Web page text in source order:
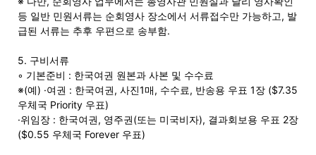
등 일반 민원서류는 순회영사 장소에서 서류접수만 가능하고, 발
급된 서류는 추후 우편으로 송부함.
5. 구비서류
◦ 기본준비 : 한국여권 원본과 사본 및 수수료
※(예) ·여권 : 한국여권, 사진1매, 수수료, 반송용 우표 1장 ($7.35
우체국 Priority 우표)
·위임장 : 한국여권, 영주권(또는 미국비자), 결과회보용 우표 2장
($0.55 우체국 Forever 우표)